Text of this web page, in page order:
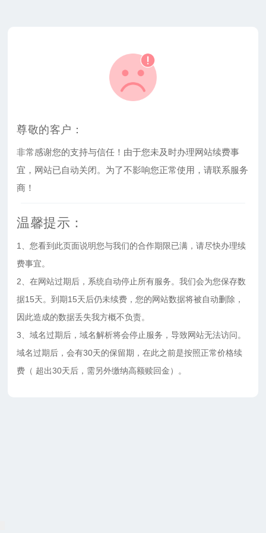
尊敬的客户：
非常感谢您的支持与信任！由于您未及时办理网站续费事
宜，网站已自动关闭。为了不影响您正常使用，请联系服务
商！
温馨提示：
1、您看到此页面说明您与我们的合作期限已满，请尽快办理续
费事宜。
2、在网站过期后，系统自动停止所有服务。我们会为您保存数
据15天。到期15天后仍未续费，您的网站数据将被自动删除，
因此造成的数据丢失我方概不负责。
3、域名过期后，域名解析将会停止服务，导致网站无法访问。
域名过期后，会有30天的保留期，在此之前是按照正常价格续
费（ 超出30天后，需另外缴纳高额赎回金）。